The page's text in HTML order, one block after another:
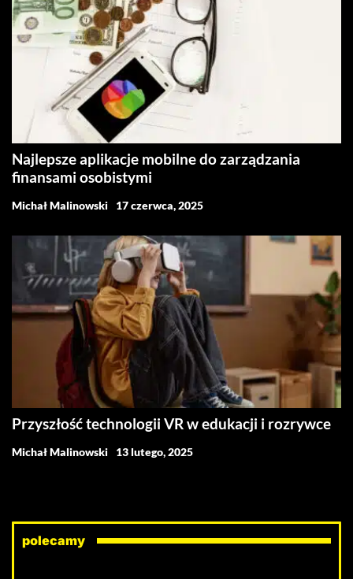
Najlepsze aplikacje mobilne do zarządzania
finansami osobistymi
Michał Malinowski 17 czerwca, 2025
Przyszłość technologii VR w edukacji i rozrywce
Michał Malinowski 13 lutego, 2025
polecamy